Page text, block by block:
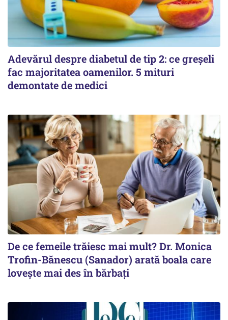
Adevărul despre diabetul de tip 2: ce greșeli
fac majoritatea oamenilor. 5 mituri
demontate de medici
De ce femeile trăiesc mai mult? Dr. Monica
Trofin-Bănescu (Sanador) arată boala care
lovește mai des în bărbați